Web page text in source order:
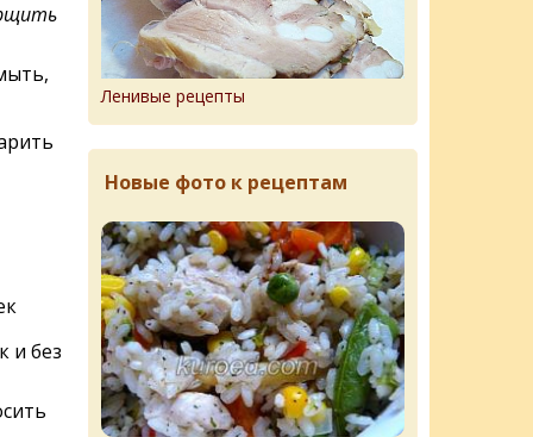
и без
Ленивые рецепты
Новые фото к рецептам